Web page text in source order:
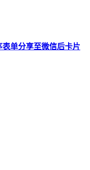
表单分享至微信后卡片